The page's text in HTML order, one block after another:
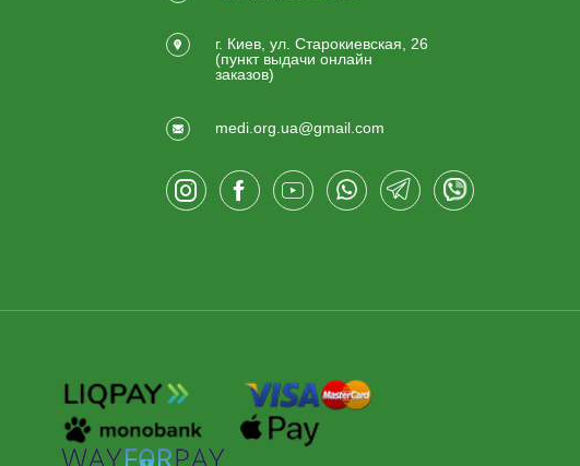
г. Киев, ул. Старокиевская, 26
(пункт выдачи онлайн
заказов)
medi.org.ua@gmail.com